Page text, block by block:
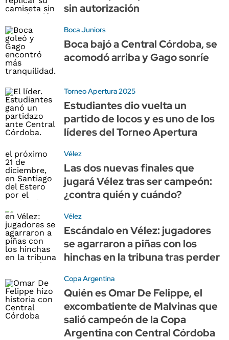
sin autorización
Boca Juniors
Boca bajó a Central Córdoba, se
acomodó arriba y Gago sonríe
Torneo Apertura 2025
Estudiantes dio vuelta un
partido de locos y es uno de los
líderes del Torneo Apertura
Vélez
Las dos nuevas finales que
jugará Vélez tras ser campeón:
¿contra quién y cuándo?
Vélez
Escándalo en Vélez: jugadores
se agarraron a piñas con los
hinchas en la tribuna tras perder
Copa Argentina
Quién es Omar De Felippe, el
excombatiente de Malvinas que
salió campeón de la Copa
Argentina con Central Córdoba